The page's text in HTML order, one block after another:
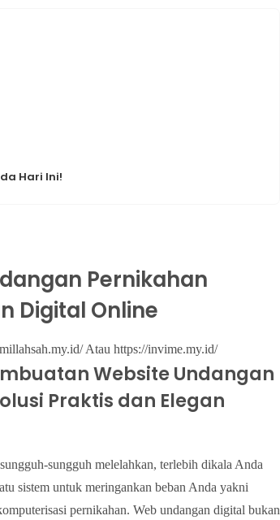
Hari Ini!
Pernikahan
Digital Online
Atau https://invime.my.id/
Website Undangan
Praktis dan Elegan
sungguh melelahkan, terlebih dikala Anda
sistem untuk meringankan beban Anda yakni
pernikahan. Web undangan digital bukan